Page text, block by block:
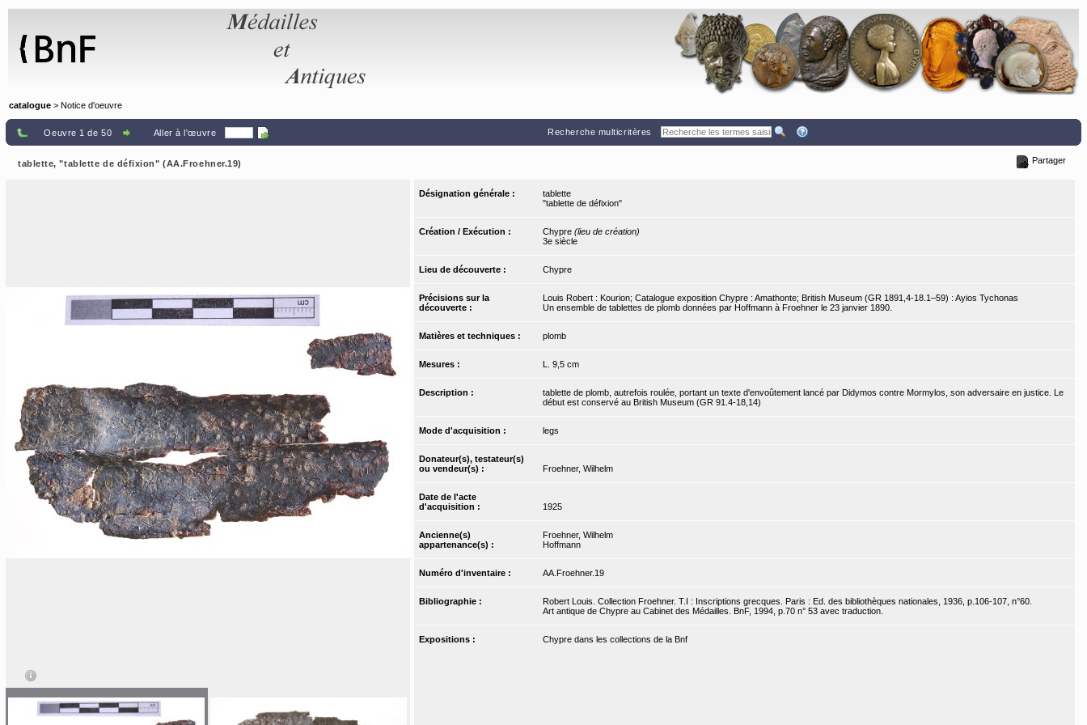
catalogue > Notice d'oeuvre
Oeuvre 1 de 50 Aller à l'œuvre Recherche multicritères
tablette, "tablette de défixion" (AA.Froehner.19) Partager
Désignation générale :
tablette
"tablette de défixion"
Création / Exécution : Chypre (lieu de création)
3e siècle
Lieu de découverte : Chypre
Précisions sur la
découverte :
Louis Robert : Kourion; Catalogue exposition Chypre : Amathonte; British Museum (GR 1891,4-18.1–59) : Ayios Tychonas
Un ensemble de tablettes de plomb données par Hoffmann à Froehner le 23 janvier 1890.
Matières et techniques : plomb
Mesures : L. 9,5 cm
Description :
tablette de plomb, autrefois roulée, portant un texte d'envoûtement lancé par Didymos contre Mormylos, son adversaire en justice. Le
début est conservé au British Museum (GR 91.4-18,14)
Mode d'acquisition : legs
Donateur(s), testateur(s)
ou vendeur(s) :
Froehner, Wilhelm
Date de l'acte
d'acquisition :
1925
Ancienne(s)
appartenance(s) :
Froehner, Wilhelm
Hoffmann
Numéro d'inventaire : AA.Froehner.19
Bibliographie :
Robert Louis. Collection Froehner. T.I : Inscriptions grecques. Paris : Ed. des bibliothèques nationales, 1936, p.106-107, n°60.
Art antique de Chypre au Cabinet des Médailles. BnF, 1994, p.70 n° 53 avec traduction.
Expositions : Chypre dans les collections de la Bnf